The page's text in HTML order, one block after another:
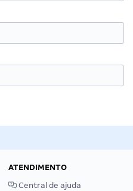
ATENDIMENTO
Central de ajuda